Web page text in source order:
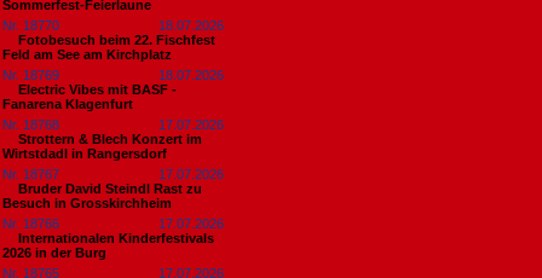
Sommerfest-Feierlaune
Nr. 18770
18.07.2026
Fotobesuch beim 22. Fischfest
Feld am See am Kirchplatz
Nr. 18769
18.07.2026
Electric Vibes mit BASF -
Fanarena Klagenfurt
Nr. 18768
17.07.2026
Strottern & Blech Konzert im
Wirtstdadl in Rangersdorf
Nr. 18767
17.07.2026
Bruder David Steindl Rast zu
Besuch in Grosskirchheim
Nr. 18766
17.07.2026
Internationalen Kinderfestivals
2026 in der Burg
Nr. 18765
17.07.2026